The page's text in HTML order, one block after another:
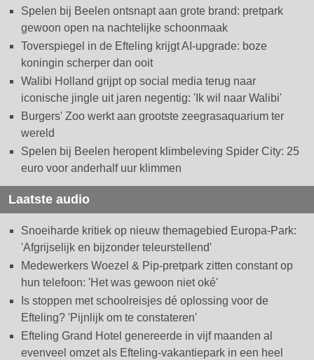
Spelen bij Beelen ontsnapt aan grote brand: pretpark
gewoon open na nachtelijke schoonmaak
Toverspiegel in de Efteling krijgt AI-upgrade: boze
koningin scherper dan ooit
Walibi Holland grijpt op social media terug naar
iconische jingle uit jaren negentig: 'Ik wil naar Walibi'
Burgers' Zoo werkt aan grootste zeegrasaquarium ter
wereld
Spelen bij Beelen heropent klimbeleving Spider City: 25
euro voor anderhalf uur klimmen
Laatste audio
Snoeiharde kritiek op nieuw themagebied Europa-Park:
'Afgrijselijk en bijzonder teleurstellend'
Medewerkers Woezel & Pip-pretpark zitten constant op
hun telefoon: 'Het was gewoon niet oké'
Is stoppen met schoolreisjes dé oplossing voor de
Efteling? 'Pijnlijk om te constateren'
Efteling Grand Hotel genereerde in vijf maanden al
evenveel omzet als Efteling-vakantiepark in een heel